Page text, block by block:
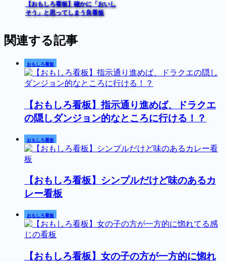
【おもしろ看板】確かに「おいし
そう」と思ってしまう良看板
関連する記事
おもしろ看板
【おもしろ看板】指示通り進めば、ドラクエ
の隠しダンジョン的なところに行ける！？
おもしろ看板
【おもしろ看板】シンプルだけど味のあるカ
レー看板
おもしろ看板
【おもしろ看板】女の子の方が一方的に惚れ